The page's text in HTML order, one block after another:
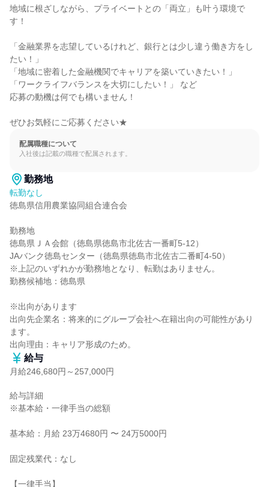
地域に根ざしながら、プライベートとの「両立」も叶う環境で
す！
「金融業界を志望しているけれど、銀行とは少し違う働き方をし
たい！」
「地域に密着した金融機関でキャリアを築いていきたい！」
「ワークライフバランスを大切にしたい！」 など
応募の動機は何でも構いません！
ぜひお気軽にご応募ください★
配属職種について
入社後は記載の職種で配属されます。
勤務地
転勤なし
徳島県信用農業協同組合連合会
勤務地
徳島県ＪＡ会館（徳島県徳島市北佐古一番町5-12）
JAバンク徳島センター（徳島県徳島市北佐古二番町4-50）
※上記のいずれかが勤務地となり、転勤はありません。
勤務候補地：徳島県
※出向があります
出向先企業名：将来的にグループ会社へ在籍出向の可能性があり
ます。
出向理由：キャリア形成のため。
給与
月給246,680円～257,000円
給与詳細
※基本給・一律手当の総額
基本給：月給 23万4680円 〜 24万5000円
固定残業代：なし
【一律手当】